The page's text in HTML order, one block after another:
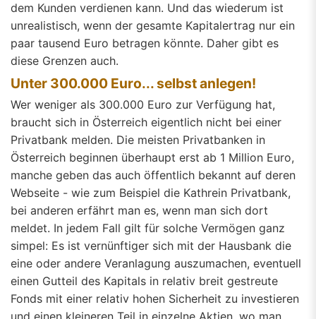
dem Kunden verdienen kann. Und das wiederum ist
unrealistisch, wenn der gesamte Kapitalertrag nur ein
paar tausend Euro betragen könnte. Daher gibt es
diese Grenzen auch.
Unter 300.000 Euro... selbst anlegen!
Wer weniger als 300.000 Euro zur Verfügung hat,
braucht sich in Österreich eigentlich nicht bei einer
Privatbank melden. Die meisten Privatbanken in
Österreich beginnen überhaupt erst ab 1 Million Euro,
manche geben das auch öffentlich bekannt auf deren
Webseite - wie zum Beispiel die Kathrein Privatbank,
bei anderen erfährt man es, wenn man sich dort
meldet. In jedem Fall gilt für solche Vermögen ganz
simpel: Es ist vernünftiger sich mit der Hausbank die
eine oder andere Veranlagung auszumachen, eventuell
einen Gutteil des Kapitals in relativ breit gestreute
Fonds mit einer relativ hohen Sicherheit zu investieren